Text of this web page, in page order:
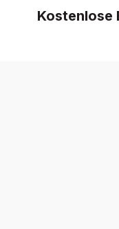
Kostenlose